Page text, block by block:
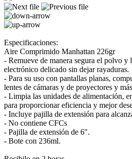
Especificaciones:
Aire Comprimido Manhattan 226gr
- Remueve de manera segura el polvo y
electrónico delicado sin dejar rayaduras.
- Para su uso con pantallas planas,
lentes de cámaras y de proyectores y
- Limpia las unidades de alimentación,
para proporcionar eficiencia y mejor
- Incluye pajilla de extensión para
- No contiene CFCs
- Pajilla de extensión de 6″.
- Bote con 236ml.